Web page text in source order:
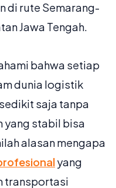
di rute Semarang-
Jawa Tengah.
bahwa setiap
dunia logistik
saja tanpa
yang stabil bisa
alasan mengapa
yang
transportasi